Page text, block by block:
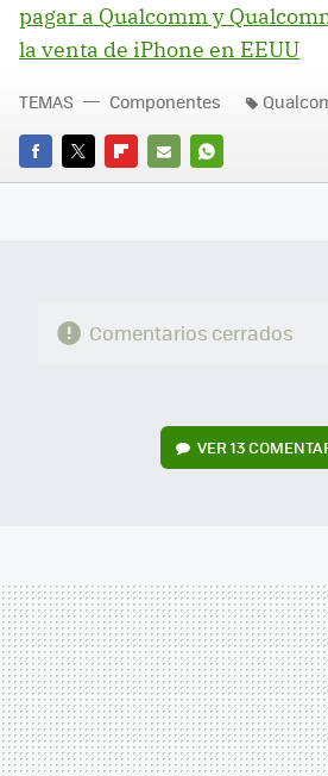
pagar a Qualcomm y
la venta de iPhone en EEUU
FACEBOOK
TWITTERFLIPBOARD
E-
WHATSAPP
TEMAS Componentes
Comentarios cerrados
VER13